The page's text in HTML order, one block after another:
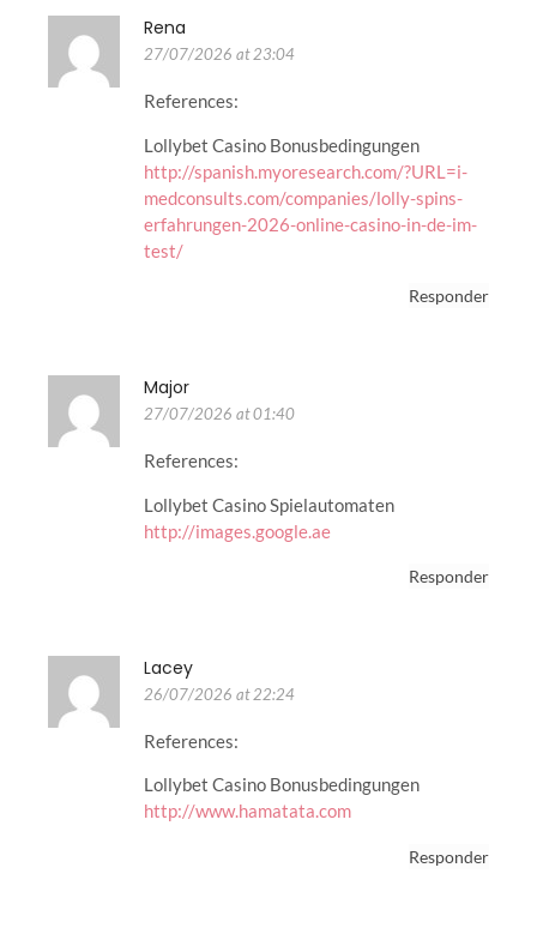
Rena
27/07/2026 at 23:04
References:
Lollybet Casino Bonusbedingungen
http://spanish.myoresearch.com/?URL=i-
medconsults.com/companies/lolly-spins-
erfahrungen-2026-online-casino-in-de-im-
test/
Responder
Major
27/07/2026 at 01:40
References:
Lollybet Casino Spielautomaten
http://images.google.ae
Responder
Lacey
26/07/2026 at 22:24
References:
Lollybet Casino Bonusbedingungen
http://www.hamatata.com
Responder